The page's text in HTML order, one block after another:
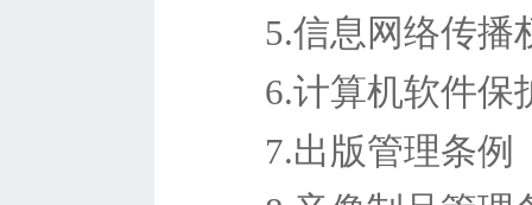
5.信息网络传播
6.计算机软件保
7.出版管理条例